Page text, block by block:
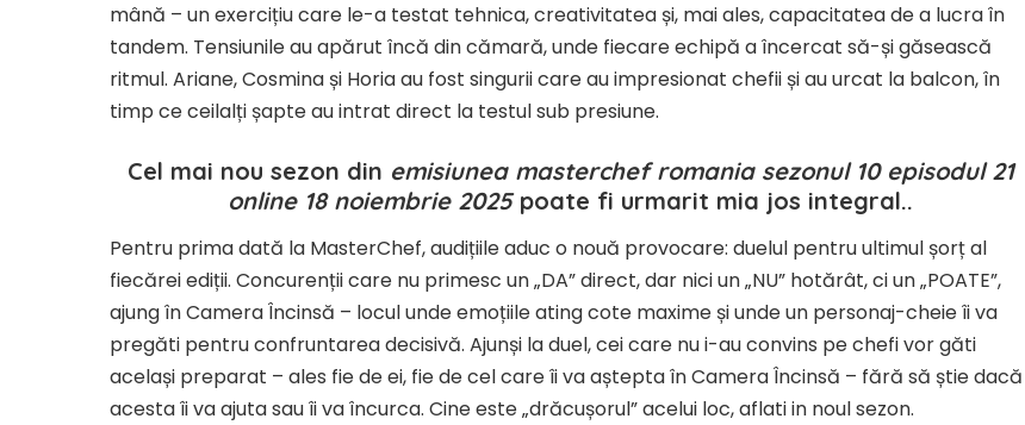
mână – un exercițiu care le-a testat tehnica, creativitatea și, mai ales, capacitatea de a lucra în
tandem. Tensiunile au apărut încă din cămară, unde fiecare echipă a încercat să-și găsească
ritmul. Ariane, Cosmina și Horia au fost singurii care au impresionat chefii și au urcat la balcon, în
timp ce ceilalți șapte au intrat direct la testul sub presiune.
Cel mai nou sezon din emisiunea masterchef romania sezonul 10 episodul 21
online 18 noiembrie 2025poate fi urmarit mia jos integral..
Pentru prima dată la MasterChef, audițiile aduc o nouă provocare: duelul pentru ultimul șorț al
fiecărei ediții. Concurenții care nu primesc un „DA” direct, dar nici un „NU” hotărât, ci un „POATE”,
ajung în Camera Încinsă – locul unde emoțiile ating cote maxime și unde un personaj-cheie îi va
pregăti pentru confruntarea decisivă. Ajunși la duel, cei care nu i-au convins pe chefi vor găti
același preparat – ales fie de ei, fie de cel care îi va aștepta în Camera Încinsă – fără să știe dacă
acesta îi va ajuta sau îi va încurca. Cine este „drăcușorul” acelui loc, aflati in noul sezon.